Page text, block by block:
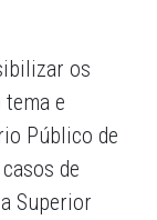
os
e
Público de
de
Superior